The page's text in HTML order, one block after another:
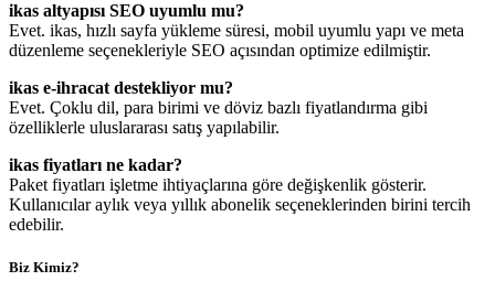
ikas altyapısı SEO uyumlu mu?
Evet. ikas, hızlı sayfa yükleme süresi, mobil uyumlu yapı ve meta
düzenleme seçenekleriyle SEO açısından optimize edilmiştir.
ikas e-ihracat destekliyor mu?
Evet. Çoklu dil, para birimi ve döviz bazlı fiyatlandırma gibi
özelliklerle uluslararası satış yapılabilir.
ikas fiyatları ne kadar?
Paket fiyatları işletme ihtiyaçlarına göre değişkenlik gösterir.
Kullanıcılar aylık veya yıllık abonelik seçeneklerinden birini tercih
edebilir.
Biz Kimiz?